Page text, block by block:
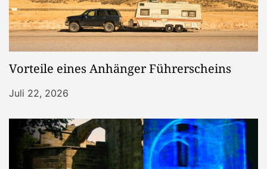
Vorteile eines Anhänger Führerscheins
Juli 22, 2026